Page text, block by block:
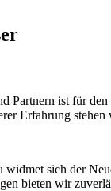
Partnern ist für
Erfahrung
sich der
bieten wir